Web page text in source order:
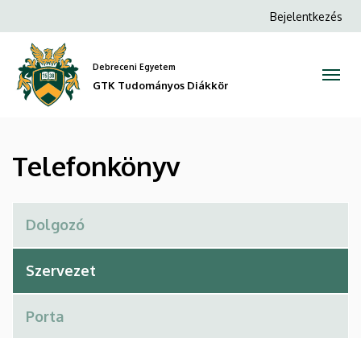
GTK
Tudományos
Diákkör
a
tartalomra
Anonim
Bejelentkezés
Debreceni Egyetem
GTK Tudományos Diákkör
Telefonkönyv